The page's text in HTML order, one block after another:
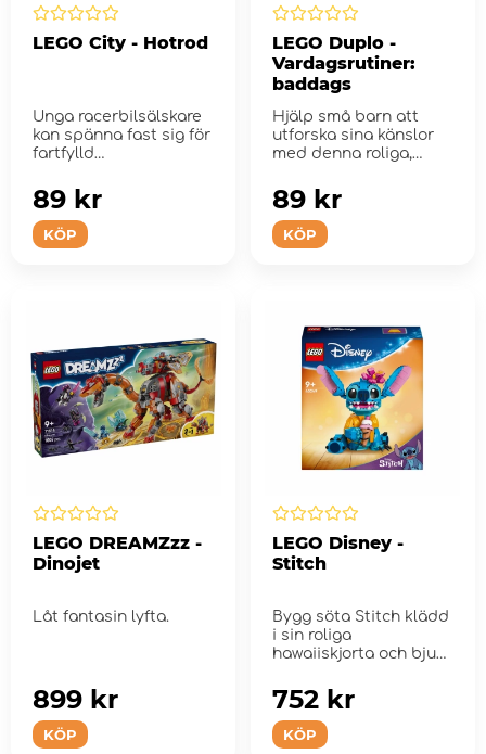
LEGO City - Hotrod
Unga racerbilsälskare
kan spänna fast sig för
fartfylld
KÖP
89 kr
LEGO Duplo -
Vardagsrutiner:
baddags
Hjälp små barn att
utforska sina känslor
med denna roliga,
KÖP
89 kr
LEGO DREAMZzz -
Dinojet
Låt fantasin lyfta.
KÖP
899 kr
LEGO Disney -
Stitch
Bygg söta Stitch klädd
i sin roliga
hawaiiskjorta och bjud
KÖP
752 kr